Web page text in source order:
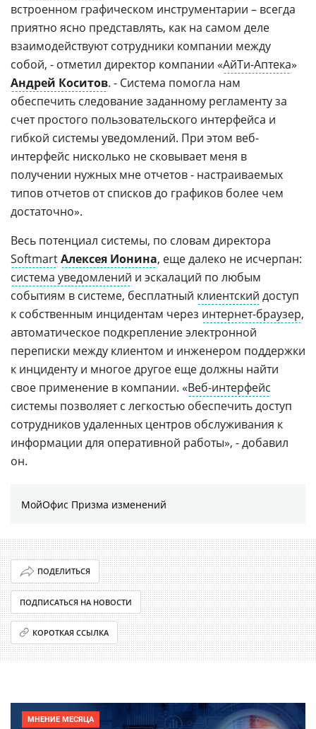
встроенном графическом инструментарии – всегда
приятно ясно представлять, как на самом деле
взаимодействуют сотрудники компании между
собой, - отметил директор компании «АйТи-Аптека»
Андрей Коситов. - Система помогла нам
обеспечить следование заданному регламенту за
счет простого пользовательского интерфейса и
гибкой системы уведомлений. При этом веб-
интерфейс нисколько не сковывает меня в
получении нужных мне отчетов - настраиваемых
типов отчетов от списков до графиков более чем
достаточно».
Весь потенциал системы, по словам директора
SoftmartАлексея Ионина, еще далеко не исчерпан:
система уведомлений и эскалаций по любым
событиям в системе, бесплатный клиентский доступ
к собственным инцидентам через интернет-браузер,
автоматическое подкрепление электронной
переписки между клиентом и инженером поддержки
к инциденту и многое другое еще должны найти
свое применение в компании. «Веб-интерфейс
системы позволяет с легкостью обеспечить доступ
сотрудников удаленных центров обслуживания к
информации для оперативной работы», - добавил
он.
МойОфис Призма изменений
ПОДЕЛИТЬСЯ
ПОДПИСАТЬСЯ НА НОВОСТИ
КОРОТКАЯ ССЫЛКА
МНЕНИЕ МЕСЯЦА